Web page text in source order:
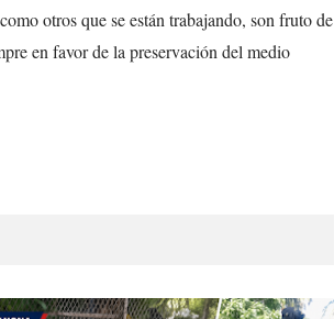
otros que se están trabajando, son fruto de
en favor de la preservación del medio